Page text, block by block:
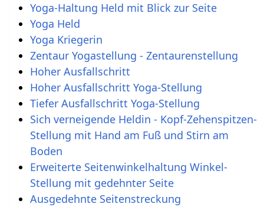
Yoga-Haltung Held mit Blick zur Seite
Yoga Held
Yoga Kriegerin
Zentaur Yogastellung - Zentaurenstellung
Hoher Ausfallschritt
Hoher Ausfallschritt Yoga-Stellung
Tiefer Ausfallschritt Yoga-Stellung
Sich verneigende Heldin - Kopf-Zehenspitzen-
Stellung mit Hand am Fuß und Stirn am
Boden
Erweiterte Seitenwinkelhaltung Winkel-
Stellung mit gedehnter Seite
Ausgedehnte Seitenstreckung